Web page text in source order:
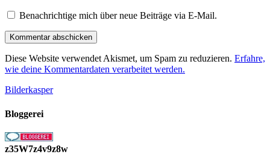
Benachrichtige mich über neue Beiträge via E-Mail.
Diese Website verwendet Akismet, um Spam zu reduzieren. Erfahre,
wie deine Kommentardaten verarbeitet werden.
Bilderkasper
Bloggerei
z35W7z4v9z8w